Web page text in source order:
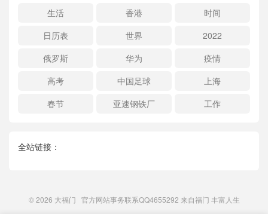
生活
香港
时间
日历表
世界
2022
俄罗斯
华为
疫情
高考
中国足球
上海
春节
亚速钢铁厂 工作
全站链接：
© 2026 大福门 官方网站事务联系QQ4655292 来自福门 丰富人生